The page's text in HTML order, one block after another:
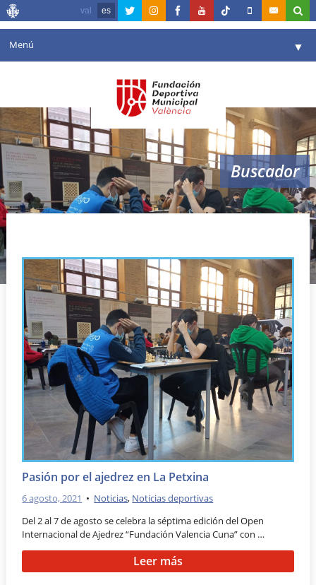
val es
Menú ▼
Agenda
Instalaciones ▼
Comunicación ▼
Valencia en deporte ▼
Reservas
Buscador
Open Fundación València Cuna
Pasión por el ajedrez en La Petxina
6 agosto, 2021 • Noticias, Noticias deportivas
Del 2 al 7 de agosto se celebra la séptima edición del Open
Internacional de Ajedrez “Fundación Valencia Cuna” con …
Leer más